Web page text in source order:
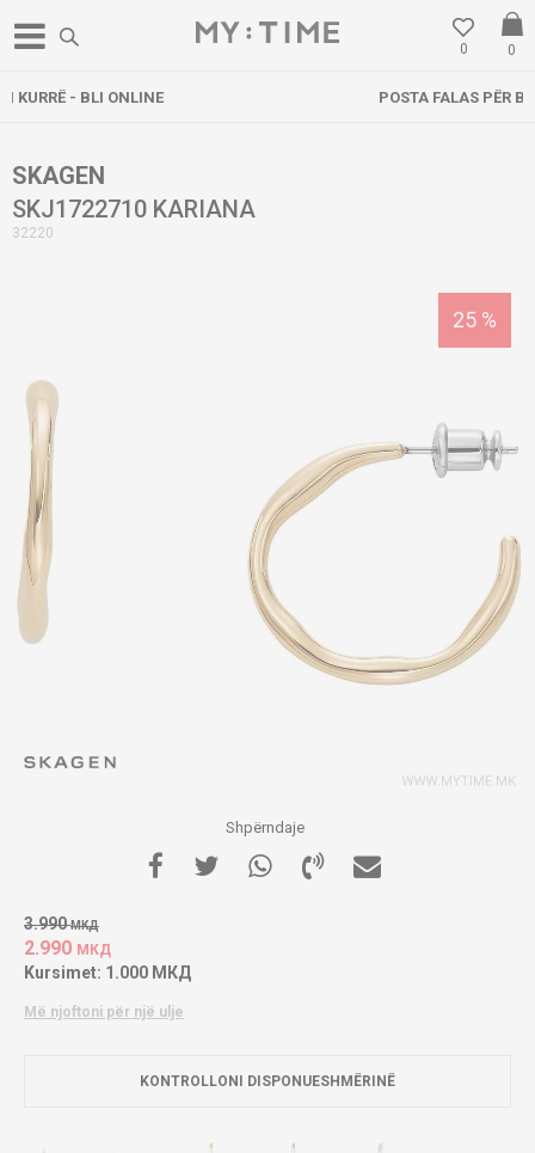
0
0
POSTA FALAS PËR BLERJE MBI 3000 DENARË
SKAGEN
SKJ1722710 KARIANA
32220
25 %
Shpërndaje
3.990 МКД
2.990 МКД
Kursimet: 1.000 МКД
Më njoftoni për një ulje
KONTROLLONI DISPONUESHMËRINË